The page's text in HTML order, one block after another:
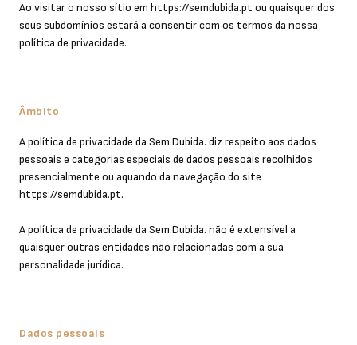
Ao visitar o nosso sítio em https://semdubida.pt ou quaisquer dos
seus subdomínios estará a consentir com os termos da nossa
política de privacidade.
Âmbito
A política de privacidade da Sem.Dubida. diz respeito aos dados
pessoais e categorias especiais de dados pessoais recolhidos
presencialmente ou aquando da navegação do site
https://semdubida.pt.
A política de privacidade da Sem.Dubida. não é extensível a
quaisquer outras entidades não relacionadas com a sua
personalidade jurídica.
Dados pessoais